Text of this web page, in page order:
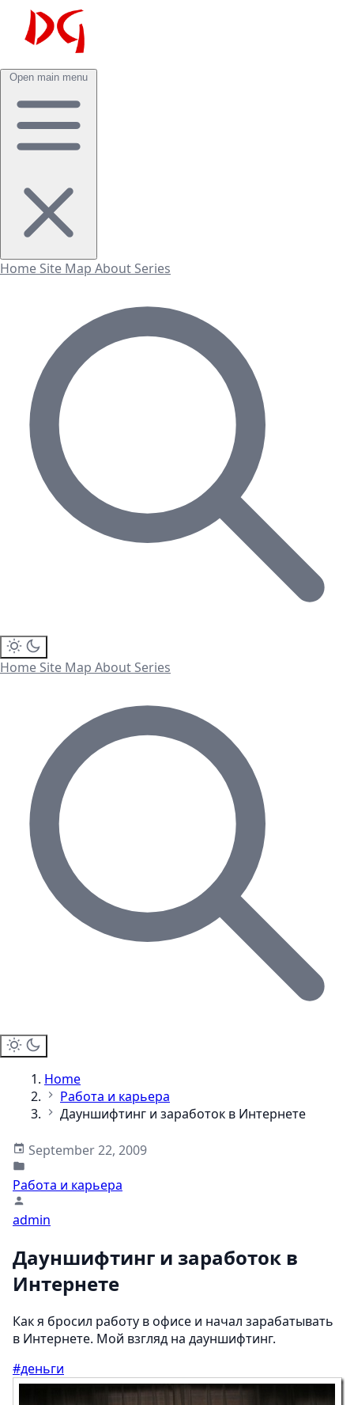
Open main menu
Home Site Map About Series
Home Site Map About Series
Home
Работа и карьера
Дауншифтинг и заработок в Интернете
September 22, 2009
Работа и карьера
admin
Дауншифтинг и заработок в
Интернете
Как я бросил работу в офисе и начал зарабатывать
в Интернете. Мой взгляд на дауншифтинг.
#деньги